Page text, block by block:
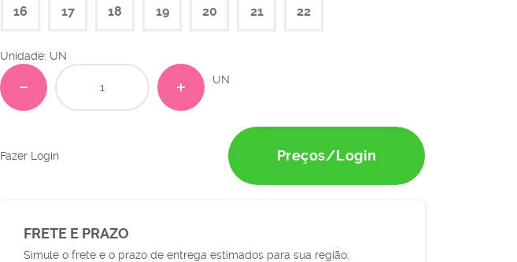
16 17 18 19 20 21 22
Unidade: UN
UN
Fazer Login Preços/Login
FRETE E PRAZO
Simule o frete e o prazo de entrega estimados para sua região: